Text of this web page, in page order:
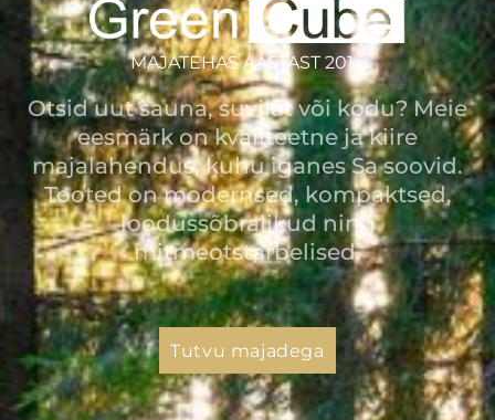
MAJATEHAS AASTAST 2014
Otsid uut sauna, suvilat või kodu? Meie
eesmärk on kvaliteetne ja kiire
majalahendus, kuhu iganes Sa soovid.
Tooted on modernsed, kompaktsed,
loodussõbralikud ning
mitmeotstarbelised.
Tutvu majadega